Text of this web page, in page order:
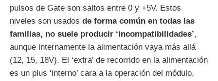
pulsos de Gate son saltos entre 0 y +5V. Estos
niveles son usados de forma común en todas las
familias, no suele producir ‘incompatibilidades’,
aunque internamente la alimentación vaya más allá
(12, 15, 18V). El ‘extra’ de recorrido en la alimentación
es un plus ‘interno’ cara a la operación del módulo,